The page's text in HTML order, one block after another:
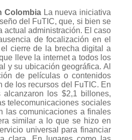
ColombiaLa nueva iniciativa
del FuTIC, que, si bien se
actual administración. El caso
de focalización en el
cierre de la brecha digital a
lleve la internet a todos los
y su ubicación geográfica. Al
de películas o contenidos
de los recursos del FuTIC. En
los $2,1 billones,
telecomunicaciones sociales
las comunicaciones a finales
similar a lo que se hizo en
universal para financiar